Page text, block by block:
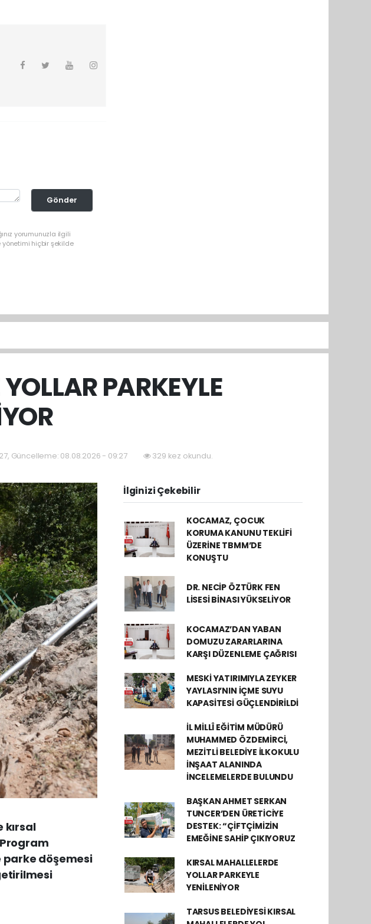
Gönder
yorumunuzla ilgili
yönetimi hiçbir şekilde
PARKEYLE
Güncelleme: 08.08.2026 - 09:27 329 kez okundu.
kırsal
parke döşemesi
İlginizi Çekebilir
KOCAMAZ, ÇOCUK
KORUMA KANUNU TEKLİFİ
ÜZERİNE TBMM’DE
KONUŞTU
DR. NECİP ÖZTÜRK FEN
LİSESİ BİNASI YÜKSELİYOR
KOCAMAZ’DAN YABAN
DOMUZU ZARARLARINA
KARŞI DÜZENLEME ÇAĞRISI
MESKİ YATIRIMIYLA ZEYKER
YAYLASI’NIN İÇME SUYU
KAPASİTESİ GÜÇLENDİRİLDİ
İL MİLLÎ EĞİTİM MÜDÜRÜ
MUHAMMED ÖZDEMİRCİ,
MEZİTLİ BELEDİYE İLKOKULU
İNŞAAT ALANINDA
İNCELEMELERDE BULUNDU
BAŞKAN AHMET SERKAN
TUNCER’DEN ÜRETİCİYE
DESTEK: “ÇİFTÇİMİZİN
EMEĞİNE SAHİP ÇIKIYORUZ
KIRSAL MAHALLELERDE
YOLLAR PARKEYLE
YENİLENİYOR
TARSUS BELEDİYESİ KIRSAL